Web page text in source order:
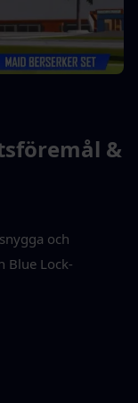
&
och
Blue Lock-